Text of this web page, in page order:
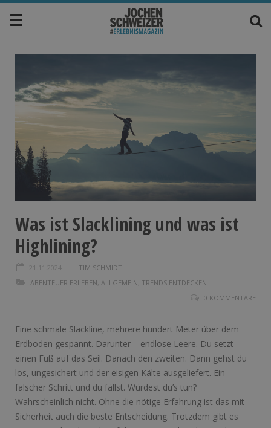
Was ist Slacklining und was ist
Highlining?
21.11.2024
TIM SCHMIDT
ABENTEUER ERLEBEN ALLGEMEIN TRENDS ENTDECKEN
0 KOMMENTARE
Eine schmale Slackline, mehrere hundert Meter über dem
Erdboden gespannt. Darunter – endlose Leere. Du setzt
einen Fuß auf das Seil. Danach den zweiten. Dann gehst du
los, ungesichert und der eisigen Kälte ausgeliefert. Ein
falscher Schritt und du fällst. Würdest du’s tun?
Wahrscheinlich nicht. Ohne die nötige Erfahrung ist das mit
Sicherheit auch die beste Entscheidung. Trotzdem gibt es